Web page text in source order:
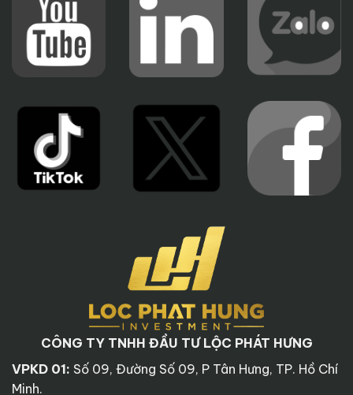
CÔNG TY TNHH ĐẦU TƯ LỘC PHÁT HƯNG
VPKD 01: Số 09, Đường Số 09, P Tân Hưng, TP. Hồ Chí
Minh.